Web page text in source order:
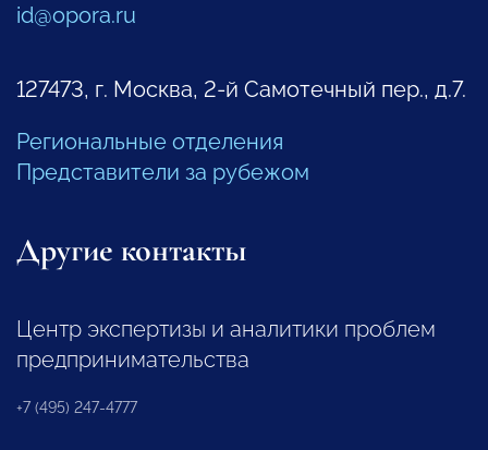
id@opora.ru
127473, г. Москва, 2-й Самотечный пер., д.7.
Региональные отделения
Представители за рубежом
Другие контакты
Центр экспертизы и аналитики проблем
предпринимательства
+7 (495) 247-4777